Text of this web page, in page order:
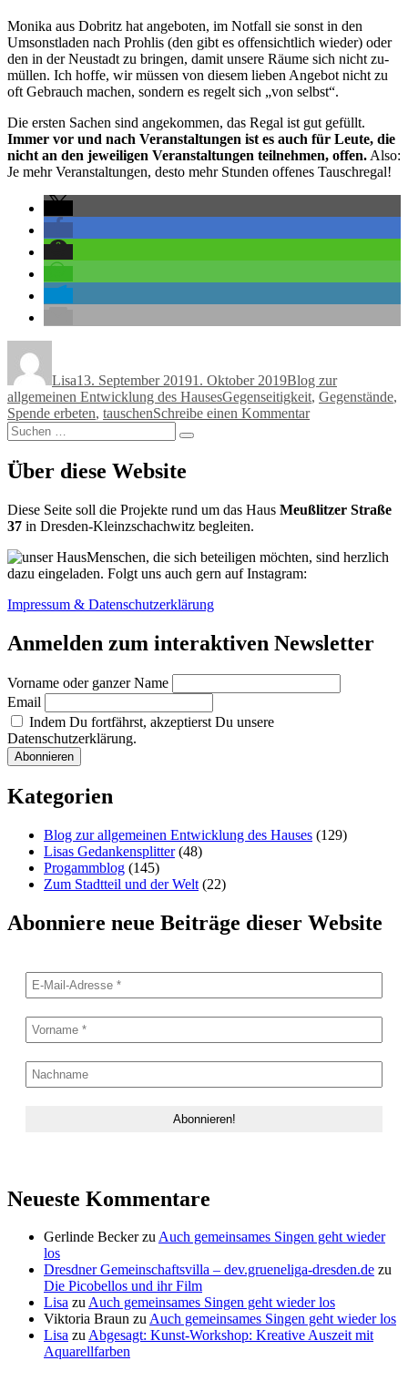
Monika aus Dobritz hat angeboten, im Notfall sie sonst in den
Umsonstladen nach Prohlis (den gibt es offensichtlich wieder) oder
den in der Neustadt zu bringen, damit unsere Räume sich nicht zu-
müllen. Ich hoffe, wir müssen von diesem lieben Angebot nicht zu
oft Gebrauch machen, sondern es regelt sich „von selbst“.
Die ersten Sachen sind angekommen, das Regal ist gut gefüllt.
Immer vor und nach Veranstaltungen ist es auch für Leute, die
nicht an den jeweiligen Veranstaltungen teilnehmen, offen.Also:
Je mehr Veranstaltungen, desto mehr Stunden offenes Tauschregal!
Lisa13. September 20191. Oktober 2019Blog zur
allgemeinen Entwicklung des HausesSchlagwörter
Gegenseitigkeit, Gegenstände,
Spende erbeten, tauschenSchreibe einen Kommentarzu
Suchen
nach:
Suchen
Über diese Website
Diese Seite soll die Projekte rund um das Haus Meußlitzer Straße
37 in Dresden-Kleinzschachwitz begleiten.
Menschen, die sich beteiligen möchten, sind herzlich
dazu eingeladen. Folgt uns auch gern auf Instagram:
Impressum & Datenschutzerklärung
Anmelden zum interaktiven Newsletter
Vorname oder ganzer Name
Email
Indem Du fortfährst, akzeptierst Du unsere
Datenschutzerklärung.
Kategorien
Blog zur allgemeinen Entwicklung des Hauses (129)
Lisas Gedankensplitter(48)
Progammblog (145)
Zum Stadtteil und der Welt (22)
Abonniere neue Beiträge dieser Website
Neueste Kommentare
Gerlinde BeckerzuAuch gemeinsames Singen geht wieder
los
Dresdner Gemeinschaftsvilla – dev.grueneliga-dresden.de zu
Die Picobellos und ihr Film
Lisa zuAuch gemeinsames Singen geht wieder los
Viktoria Braun zuAuch gemeinsames Singen geht wieder los
Lisa zuAbgesagt: Kunst-Workshop: Kreative Auszeit mit
Aquarellfarben